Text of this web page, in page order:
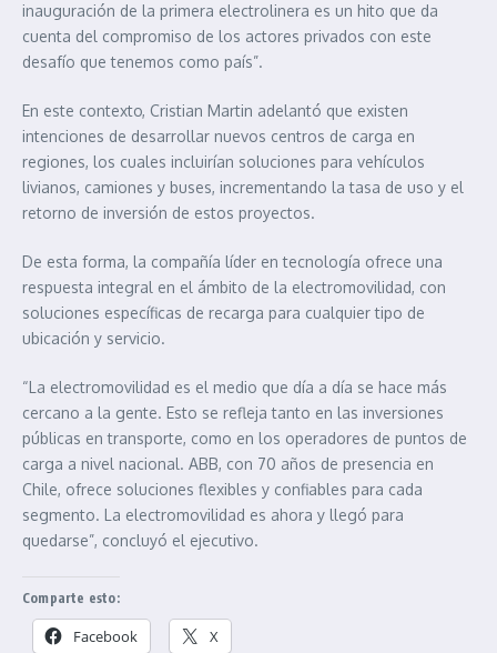
inauguración de la primera electrolinera es un hito que da
cuenta del compromiso de los actores privados con este
desafío que tenemos como país”.
En este contexto, Cristian Martin adelantó que existen
intenciones de desarrollar nuevos centros de carga en
regiones, los cuales incluirían soluciones para vehículos
livianos, camiones y buses, incrementando la tasa de uso y el
retorno de inversión de estos proyectos.
De esta forma, la compañía líder en tecnología ofrece una
respuesta integral en el ámbito de la electromovilidad, con
soluciones específicas de recarga para cualquier tipo de
ubicación y servicio.
“La electromovilidad es el medio que día a día se hace más
cercano a la gente. Esto se refleja tanto en las inversiones
públicas en transporte, como en los operadores de puntos de
carga a nivel nacional. ABB, con 70 años de presencia en
Chile, ofrece soluciones flexibles y confiables para cada
segmento. La electromovilidad es ahora y llegó para
quedarse”, concluyó el ejecutivo.
Comparte esto:
Facebook X